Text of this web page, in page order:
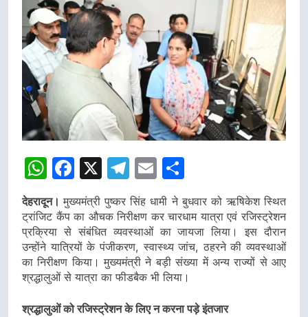
WhatsApp
Facebook
X Telegram
Email
देहरादून।मुख्यमंत्री पुष्कर सिंह धामी ने बुधवार को ऋषिकेश स्थित
ट्रांजिट कैंप का औचक निरीक्षण कर चारधाम यात्रा एवं रजिस्ट्रेशन
प्रक्रिया से संबंधित व्यवस्थाओं का जायजा लिया। इस दौरान
उन्होंने यात्रियों के पंजीकरण, स्वास्थ्य जांच, ठहरने की व्यवस्थाओं
का निरीक्षण किया। मुख्यमंत्री ने बड़ी संख्या में अन्य राज्यों से आए
श्रद्धालुओं से यात्रा का फीडबैक भी लिया।
श्रद्धालुओं को रजिस्ट्रेशन के लिए न करना पड़े इंतजार